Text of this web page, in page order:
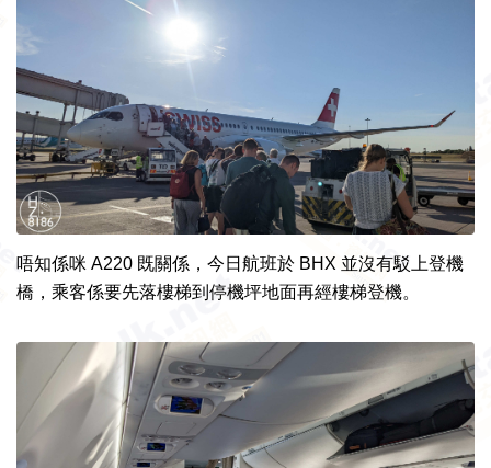
唔知係咪 A220 既關係，今日航班於 BHX 並沒有駁上登機
橋，乘客係要先落樓梯到停機坪地面再經樓梯登機。